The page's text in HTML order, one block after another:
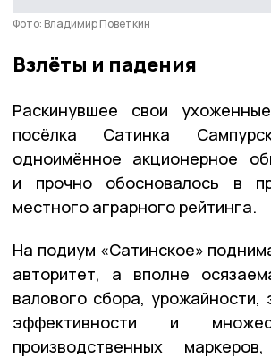
Фото: Владимир Поветкин
Взлёты и падения
Раскинувшее свои
посёлка Сатинка
одноимённое акционерное
и прочно обосновалось в
местного аграрного рейтинга.
На подиум «Сатинское»
авторитет, а вполне
валового сбора, урожайности,
эффективности и
производственных